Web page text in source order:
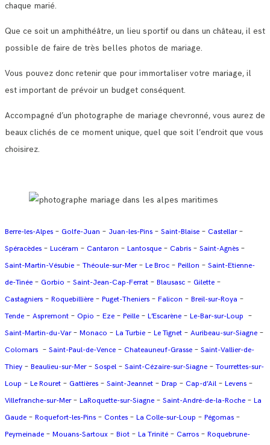
chaque marié.
Que ce soit un amphithéâtre, un lieu sportif ou dans un château, il est
possible de faire de très belles photos de mariage.
Vous pouvez donc retenir que pour immortaliser votre mariage, il
est important de prévoir un budget conséquent.
Accompagné d’un photographe de mariage chevronné, vous aurez de
beaux clichés de ce moment unique, quel que soit l’endroit que vous
choisirez.
Berre-les-Alpes – Golfe-Juan – Juan-les-Pins – Saint-Blaise – Castellar–
Spéracèdes – Lucéram – Cantaron – Lantosque – Cabris – Saint-Agnès –
Saint-Martin-Vésubie – Théoule-sur-Mer– Le Broc – Peillon – Saint-Etienne-
de-Tinée – Gorbio – Saint-Jean-Cap-Ferrat – Blausasc – Gilette –
Castagniers – Roquebillière – Puget-Theniers – Falicon – Breil-sur-Roya –
Tende – Aspremont – Opio – Eze – Peille – L’Escarène – Le-Bar-sur-Loup –
Saint-Martin-du-Var– Monaco – La Turbie – Le Tignet – Auribeau-sur-Siagne –
Colomars – Saint-Paul-de-Vence – Chateauneuf-Grasse – Saint-Vallier-de-
Thiey – Beaulieu-sur-Mer– Sospel – Saint-Cézaire-sur-Siagne – Tourrettes-sur-
Loup – Le Rouret – Gattières – Saint-Jeannet – Drap – Cap-d’Ail – Levens –
Villefranche-sur-Mer– LaRoquette-sur-Siagne – Saint-André-de-la-Roche – La
Gaude – Roquefort-les-Pins – Contes – La Colle-sur-Loup – Pégomas –
Peymeinade – Mouans-Sartoux – Biot – La Trinité – Carros – Roquebrune-